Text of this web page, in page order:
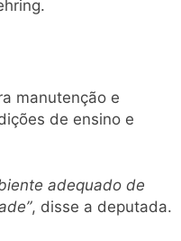
manutenção e
de ensino e
adequado de
, disse a deputada.